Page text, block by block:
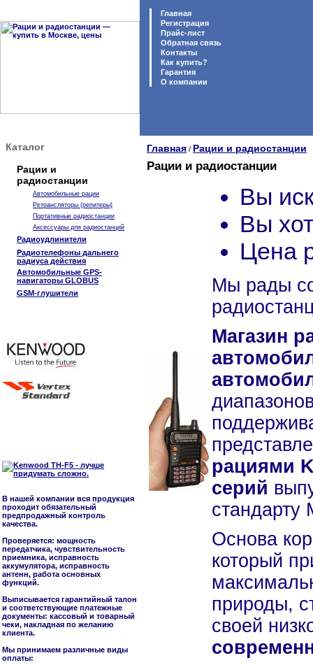
Главная
Регистрация
Прайс-лист
Обратная связь
Контакты
Как купить?
Гарантия
O компании
Каталог
Рации и
радиостанции
Автомобильные рации
Ретрансляторы (репитеры)
Портативные радиостанции
Аксессуары для радиостанций
Радиоудлинители
Радиотелефоны дальнего
радиуса действия
Автомобильные GPS-
навигаторы GLOBUS
GSM-глушители
В нашей компании вся продукция
проходит обязательный
предпродажный контроль
качества.
Проверяется: мощность
передатчика, чувствительность
приемника, исправность
аккумулятора, исправность
антенн, работа основных
функций.
Выписывается гарантийный талон
и соответствующие платежные
документы: кассовый и товарный
чеки, накладная по желанию
клиента.
Мы принимаем различные виды
оплаты:
Главная / Рации и радиостанции
Рации и радиостанции
Вы
Вы
Цена
Мы рады
Магазин
рациями
серий
стандарту
Основа
который
природы,
своей